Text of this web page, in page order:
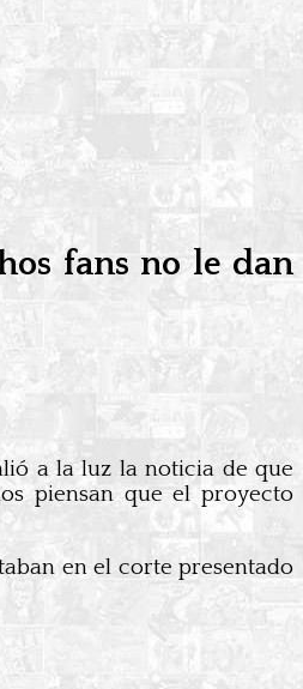
fans no le dan
a la luz la noticia de que
piensan que el proyecto
en el corte presentado